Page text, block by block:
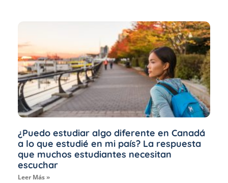
¿Puedo estudiar algo diferente en Canadá
a lo que estudié en mi país? La respuesta
que muchos estudiantes necesitan
escuchar
Leer Más »